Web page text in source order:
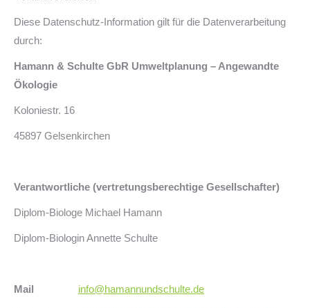
Diese Datenschutz-Information gilt für die Datenverarbeitung
durch:
Hamann & Schulte GbR Umweltplanung – Angewandte
Ökologie
Koloniestr. 16
45897 Gelsenkirchen
Verantwortliche (vertretungsberechtige Gesellschafter)
Diplom-Biologe Michael Hamann
Diplom-Biologin Annette Schulte
Mail info@hamannundschulte.de